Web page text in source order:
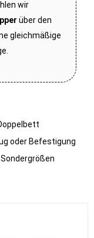
wir
über den
gleichmäßige
oder Befestigung